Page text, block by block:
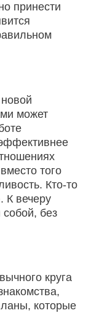
принести
может
того
Кто‑то
К вечеру
без
круга
которые